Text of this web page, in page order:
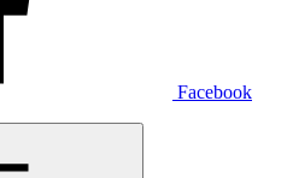
Facebook